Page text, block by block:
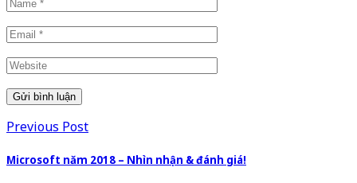
Previous Post
Microsoft năm 2018 – Nhìn nhận & đánh giá!